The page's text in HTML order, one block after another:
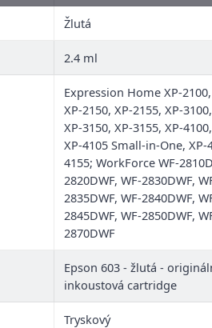
Žlutá
2.4 ml
Expression Home XP-
XP-2150, XP-2155, XP-
XP-3150, XP-3155, XP-
XP-4105 Small-in-One, XP-
4155; WorkForce WF-
2820DWF, WF-2830DWF,
2835DWF, WF-2840DWF,
2845DWF, WF-2850DWF,
2870DWF
Epson 603 - žlutá -
inkoustová cartridge
Tryskový